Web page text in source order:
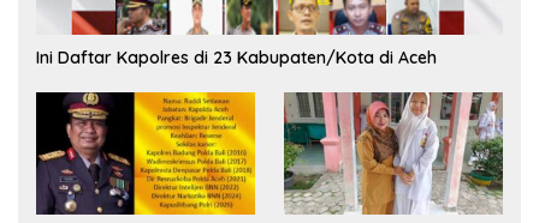
Ini Daftar Kapolres di 23 Kabupaten/Kota di Aceh